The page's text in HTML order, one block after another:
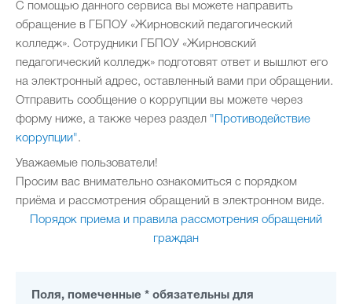
С помощью данного сервиса вы можете направить
обращение в ГБПОУ «Жирновский педагогический
колледж». Сотрудники ГБПОУ «Жирновский
педагогический колледж» подготовят ответ и вышлют его
на электронный адрес, оставленный вами при обращении.
Отправить сообщение о коррупции вы можете через
форму ниже, а также через раздел "Противодействие
коррупции".
Уважаемые пользователи!
Просим вас внимательно ознакомиться с порядком
приёма и рассмотрения обращений в электронном виде.
Порядок приема и правила рассмотрения обращений
граждан
Поля, помеченные * обязательны для